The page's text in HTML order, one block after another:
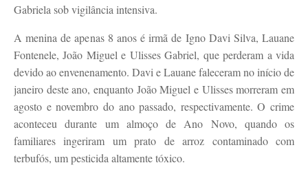
Gabriela sob vigilância intensiva.
A menina de apenas 8 anos é irmã de Igno Davi Silva, Lauane
Fontenele, João Miguel e Ulisses Gabriel, que perderam a vida
devido ao envenenamento. Davi e Lauane faleceram no início de
janeiro deste ano, enquanto João Miguel e Ulisses morreram em
agosto e novembro do ano passado, respectivamente. O crime
aconteceu durante um almoço de Ano Novo, quando os
familiares ingeriram um prato de arroz contaminado com
terbufós, um pesticida altamente tóxico.